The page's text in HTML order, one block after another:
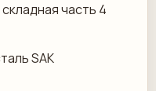
часть 4
SAK